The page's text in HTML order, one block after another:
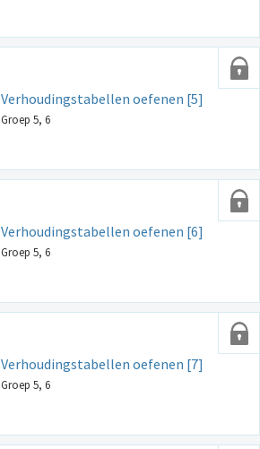
Verhoudingstabellen oefenen [5]
Groep 5, 6
Verhoudingstabellen oefenen [6]
Groep 5, 6
Verhoudingstabellen oefenen [7]
Groep 5, 6